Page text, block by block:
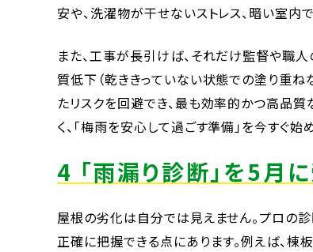
安や、洗濯物が干せないストレス、暗い室内
また、工事が長引けば、それだけ監督や職
質低下（乾ききっていない状態での塗り重ね
たリスクを回避でき、最も効率的かつ高品
く、「梅雨を安心して過ごす準備」を今すぐ始
4 「雨漏り診断」を5月
屋根の劣化は自分では見えません。プロの
正確に把握できる点にあります。例えば、棟